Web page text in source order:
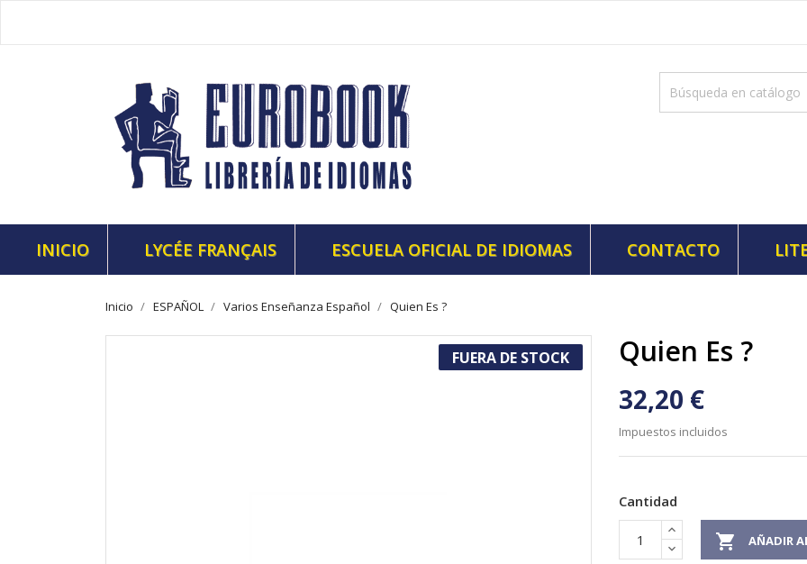
INICIO LYCÉE FRANÇAIS ESCUELA OFICIAL DE IDIOMAS CONTACTO
Inicio ESPAÑOL Varios Enseñanza Español Quien Es ?
FUERA DE STOCK Quien Es ?
32,20 €
Impuestos incluidos
Cantidad
 AÑADIR